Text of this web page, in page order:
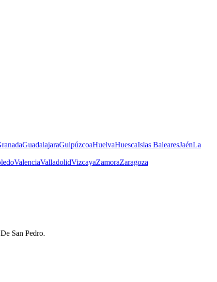
GuadalajaraGuipúzcoaHuelvaHuescaIslas BalearesJaénLa
ValenciaValladolidVizcayaZamoraZaragoza
San Pedro.